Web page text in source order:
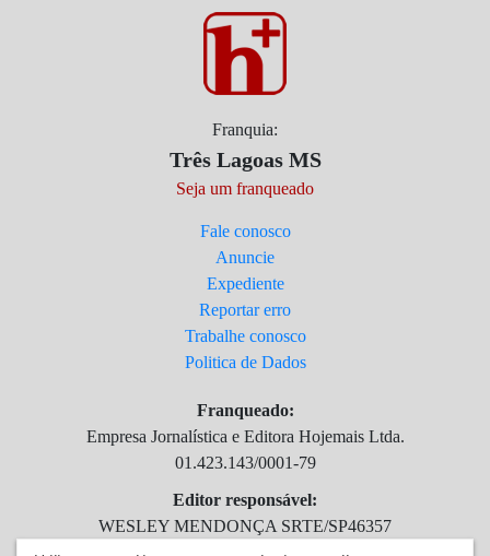
Franquia:
Três Lagoas MS
Seja um franqueado
Fale conosco
Anuncie
Expediente
Reportar erro
Trabalhe conosco
Politica de Dados
Franqueado:
Empresa Jornalística e Editora Hojemais Ltda.
01.423.143/0001-79
Editor responsável:
WESLEY MENDONÇA SRTE/SP46357